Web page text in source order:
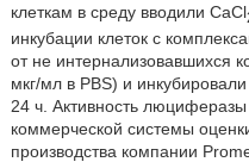
клеткам в среду вводили CaCl
инкубации клеток с
от не интернализовавшихся
мкг/мл в PBS) и
24 ч. Активность
коммерческой системы
производства компании